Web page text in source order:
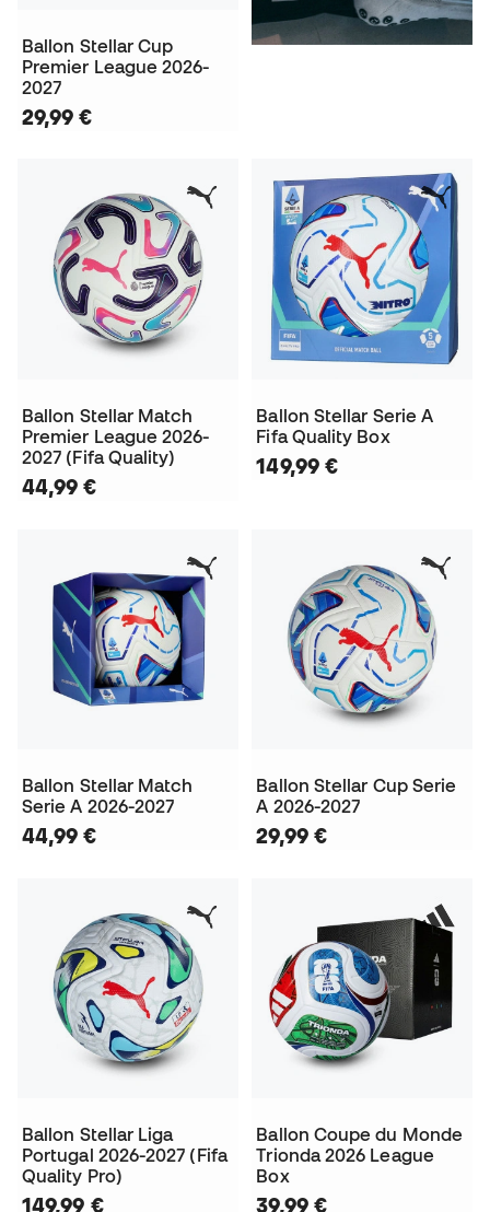
Ballon Stellar Cup
Premier League 2026-
2027
29,99 €
Ballon Stellar Match
Premier League 2026-
2027 (Fifa Quality)
44,99 €
Ballon Stellar Serie A
Fifa Quality Box
149,99 €
Ballon Stellar Match
Serie A 2026-2027
44,99 €
Ballon Stellar Cup Serie
A 2026-2027
29,99 €
Ballon Stellar Liga
Portugal 2026-2027 (Fifa
Quality Pro)
149,99 €
Ballon Coupe du Monde
Trionda 2026 League
Box
39,99 €